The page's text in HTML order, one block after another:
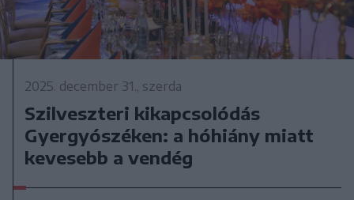
2025. december 31., szerda
Szilveszteri kikapcsolódás
Gyergyószéken: a hóhiány miatt
kevesebb a vendég